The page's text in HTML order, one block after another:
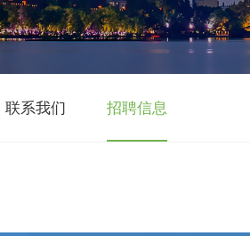
联系我们 招聘信息